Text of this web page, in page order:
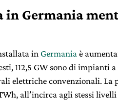
in Germania
in Germania è
112,5 GW sono di impianti
elettriche convenzionali. La
all’incirca agli stessi